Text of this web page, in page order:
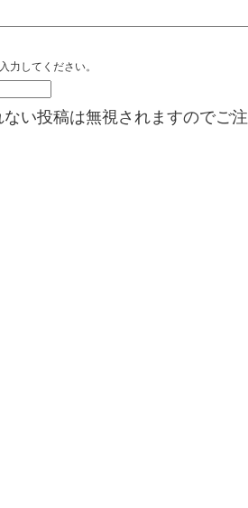
力してください。
ない投稿は無視されますのでご